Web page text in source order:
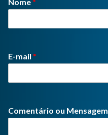
E-mail *
Comentário ou Mensagem